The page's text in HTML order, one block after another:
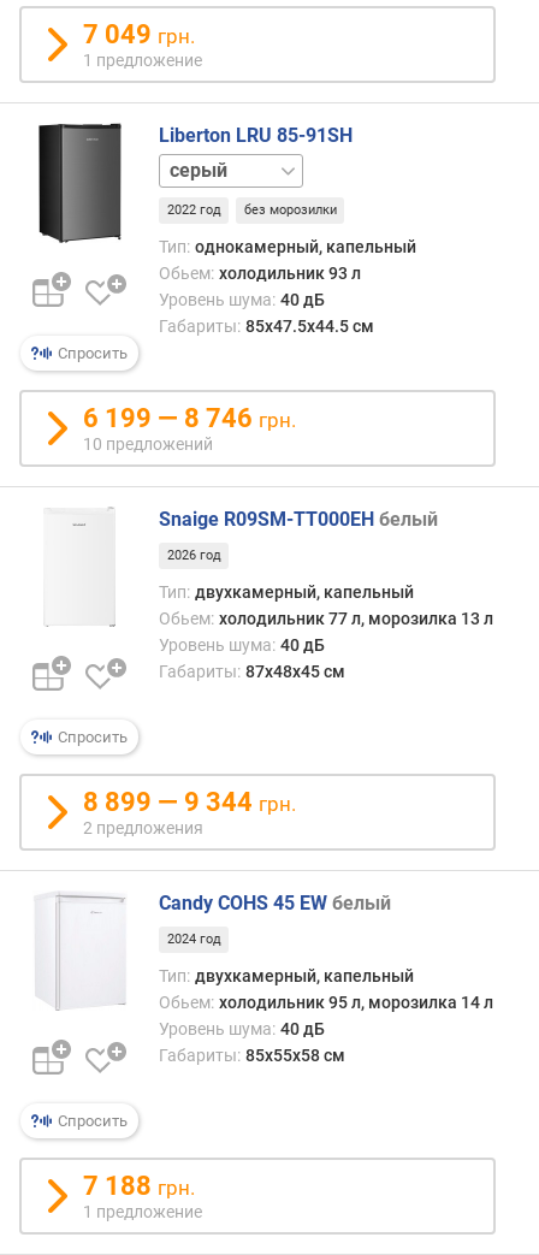
а
н
е
н
о
а
)
м
о
щ
н
м
о
а
ж
и
в
а
н
и
с
у
к
и
7 049 грн.
1 предложение
Спросить
Liberton LRU 85-91SH
белый
2022 год без морозилки
Тип: однокамерный, капельный
Обьем: холодильник 93 л
Уровень шума: 40 дБ
Габариты: 85x47.5x44.5 см
6 199 — 8 746 грн.
10 предложений
Спросить
Snaige R09SM-TT000EH белый
2026 год
Тип: двухкамерный, капельный
Обьем: холодильник 77 л, морозилка 13 л
Уровень шума: 40 дБ
Габариты: 87х48х45 см
8 899 — 9 344 грн.
2 предложения
Спросить
Candy COHS 45 EW белый
2024 год
Тип: двухкамерный, капельный
Обьем: холодильник 95 л, морозилка 14 л
Уровень шума: 40 дБ
Габариты: 85x55x58 см
7 188 грн.
1 предложение